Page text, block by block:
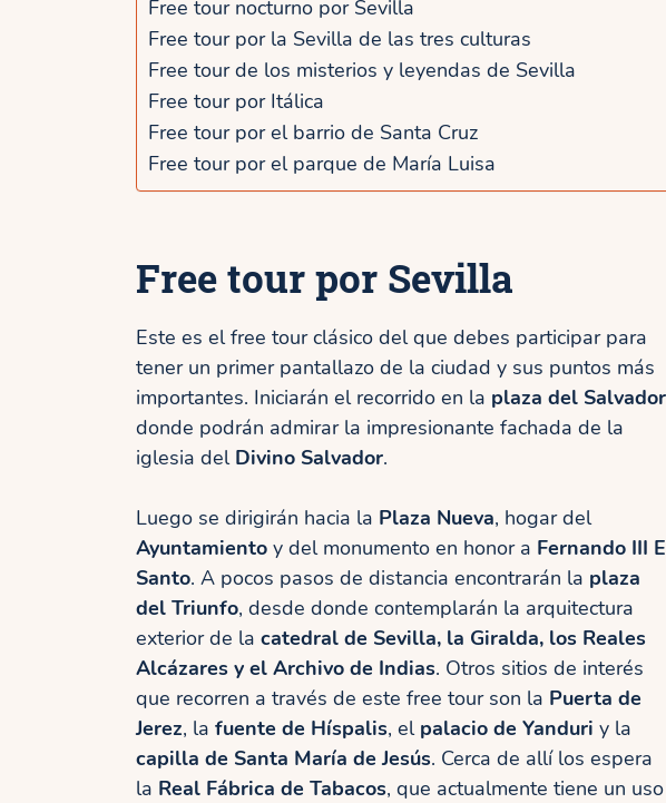
Free tour nocturno por Sevilla
Free tour por la Sevilla de las tres culturas
Free tour de los misterios y leyendas de Sevilla
Free tour por Itálica
Free tour por el barrio de Santa Cruz
Free tour por el parque de María Luisa
Free tour por Sevilla
Este es el free tour clásico del que debes participar para
tener un primer pantallazo de la ciudad y sus puntos más
importantes. Iniciarán el recorrido en la plaza del Salvador
donde podrán admirar la impresionante fachada de la
iglesia del Divino Salvador.
Luego se dirigirán hacia la Plaza Nueva, hogar del
Ayuntamiento y del monumento en honor a Fernando III
Santo. A pocos pasos de distancia encontrarán la plaza
del Triunfo, desde donde contemplarán la arquitectura
exterior de la catedral de Sevilla, la Giralda, los Reales
Alcázares y el Archivo de Indias. Otros sitios de interés
que recorren a través de este free tour son la Puerta de
Jerez, la fuente de Híspalis, el palacio de Yanduri y la
capilla de Santa María de Jesús. Cerca de allí los espera
la Real Fábrica de Tabacos, que actualmente tiene un